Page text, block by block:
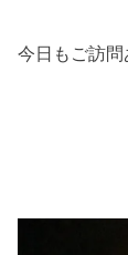
今日もご訪